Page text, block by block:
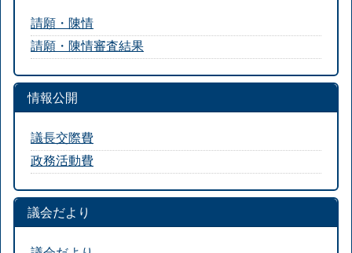
請願・陳情
請願・陳情審査結果
情報公開
議長交際費
政務活動費
議会だより